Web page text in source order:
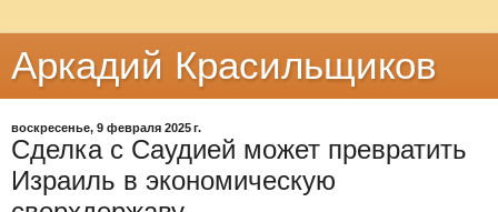
Аркадий Красильщиков
воскресенье, 9 февраля 2025 г.
Сделка с Саудией может превратить
Израиль в экономическую